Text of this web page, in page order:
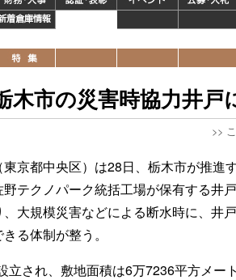
木市の災害時協力井戸
>>
京都中央区）は28日、栃木市が推進
テクノパーク統括工場が保有する井
大規模災害などによる断水時に、井
る体制が整う。
立され、敷地面積は6万7236平方メー